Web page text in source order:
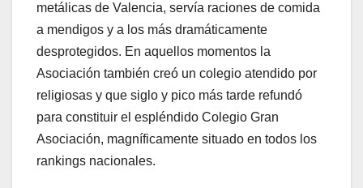
metálicas de Valencia, servía raciones de comida
a mendigos y a los más dramáticamente
desprotegidos. En aquellos momentos la
Asociación también creó un colegio atendido por
religiosas y que siglo y pico más tarde refundó
para constituir el espléndido Colegio Gran
Asociación, magníficamente situado en todos los
rankings nacionales.